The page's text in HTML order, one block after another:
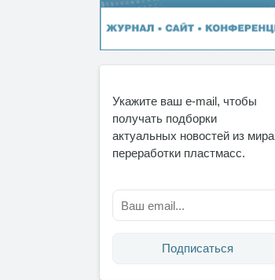
Укажите ваш e-mail, чтобы
получать подборки
актуальных новостей из мира
переработки пластмасс.
Подписаться